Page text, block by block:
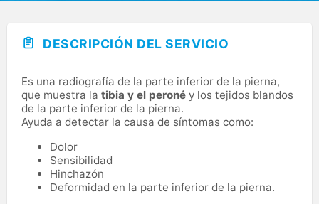
Nuestras instalaciones están equipadas con tecnología
punta en el campo de la medicina.
DESCRIPCIÓN DEL SERVICIO
Es una radiografía de la parte inferior de la pierna,
que muestra la tibia y el peroné y los tejidos blandos
de la parte inferior de la pierna.
Ayuda a detectar la causa de síntomas como:
Dolor
Sensibilidad
Hinchazón
Deformidad en la parte inferior de la pierna.